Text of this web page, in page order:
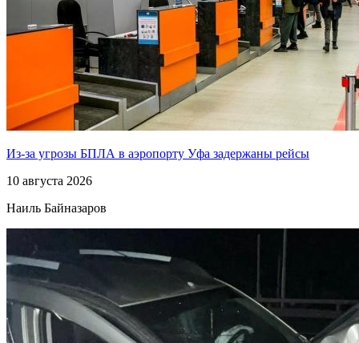
Из-за угрозы БПЛА в аэропорту Уфа задержаны рейсы
10 августа 2026
Наиль Байназаров